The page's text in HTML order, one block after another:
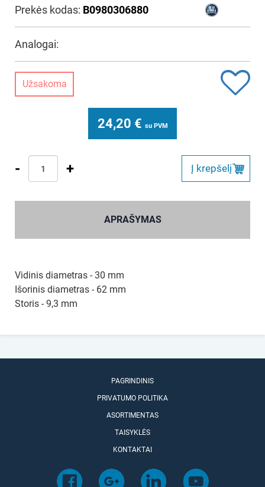
Prekės kodas: B0980306880
Analogai:
Užsakoma
24,20 € su PVM
- + Į krepšelį
APRAŠYMAS
Vidinis diametras - 30 mm
Išorinis diametras - 62 mm
Storis - 9,3 mm
PAGRINDINIS
PRIVATUMO POLITIKA
ASORTIMENTAS
TAISYKLĖS
KONTAKTAI